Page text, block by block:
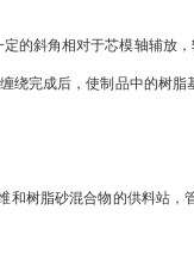
斜角相对于芯模轴辅放，
绕完成后，使制品中的树脂
树脂砂混合物的供料站，